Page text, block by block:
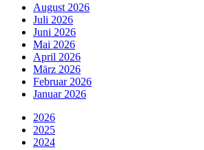
August 2026
Juli 2026
Juni 2026
Mai 2026
April 2026
März 2026
Februar 2026
Januar 2026
2026
2025
2024